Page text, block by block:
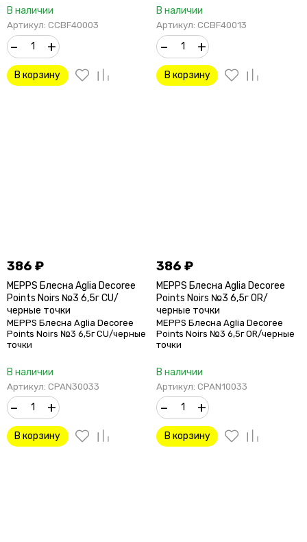
В наличии
Артикул: CCBF40003
– +
В корзину
В наличии
Артикул: CCBF40013
– +
В корзину
386 ₽
MEPPS Блесна Aglia Decoree
Points Noirs №3 6,5г CU/
черные точки
MEPPS Блесна Aglia Decoree
Points Noirs №3 6,5г CU/черные
точки
В наличии
Артикул: CPAN30033
– +
В корзину
386₽
MEPPS Блесна Aglia Decoree
Points Noirs №3 6,5г OR/
черные точки
MEPPS Блесна Aglia Decoree
Points Noirs №3 6,5г OR/черные
точки
В наличии
Артикул: CPAN10033
– +
В корзину